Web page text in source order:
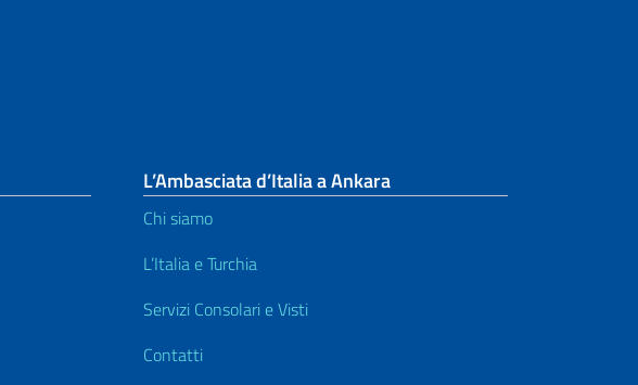
L’Ambasciata d’Italia a Ankara
Chi siamo
L’Italia e Turchia
Servizi Consolari e Visti
Contatti